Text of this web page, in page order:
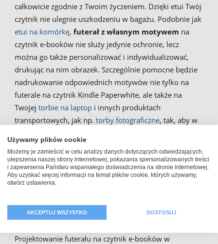
całkowicie zgodnie z Twoim życzeniem. Dzięki etui Twój
czytnik nie ulegnie uszkodzeniu w bagażu. Podobnie jak
etui na komórkę, futerał z własnym motywem na
czytnik e-booków nie służy jedynie ochronie, lecz
można go także personalizować i indywidualizować,
drukując na nim obrazek. Szczególnie pomocne będzie
nadrukowanie odpowiednich motywów nie tylko na
futerale na czytnik Kindle Paperwhite, ale także na
Twojej torbie na laptop i innych produktach
transportowych, jak np. torby fotograficzne, tak, aby w
Opracowanie i zlecenie
nadruku na futerale na Kindle
Paperwhite
Projektowanie futerału na czytnik e-booków w
Używamy plików cookie
Możemy je zamieścić w celu analizy danych dotyczących odwiedzających,
ulepszenia naszej strony internetowej, pokazania spersonalizowanych treści
i zapewnienia Państwu wspaniałego doświadczenia na stronie internetowej.
Aby uzyskać więcej informacji na temat plików cookie, których używamy,
otwórz ustawienia.
AKCEPTUJ WSZYSTKO DOSTOSUJ